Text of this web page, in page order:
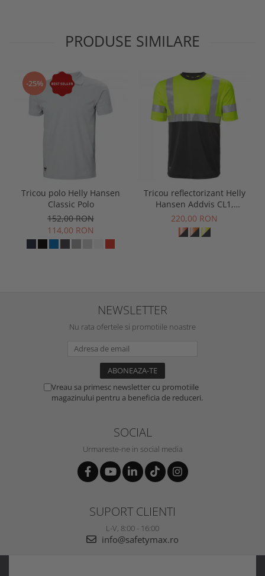
PRODUSE SIMILARE
-25%
Tricou polo Helly Hansen
Classic Polo
152,00 RON
114,00 RON
Tricou reflectorizant Helly
Hansen Addvis CL1,
galben/negru abanos, XS
220,00 RON
NEWSLETTER
Nu rata ofertele si promotiile noastre
Vreau sa primesc newsletter cu promotiile
magazinului pentru a beneficia de reduceri.
SOCIAL
Urmareste-ne in social media
SUPORT CLIENTI
L-V, 8:00 - 16:00
info@safetymax.ro